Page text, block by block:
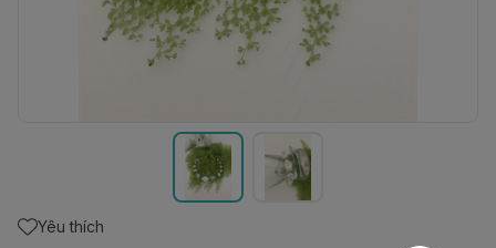
Yêu thích